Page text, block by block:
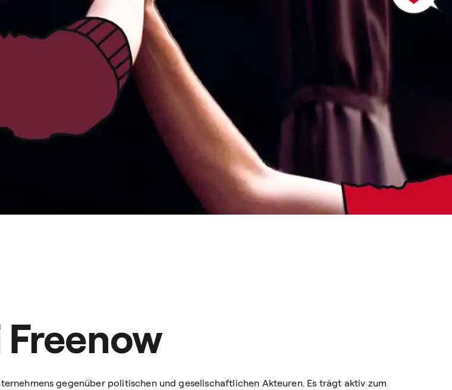
gegenüber politischen und gesellschaftlichen Akteuren. Es trägt aktiv zum